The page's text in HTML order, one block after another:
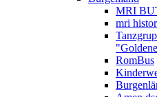
MRI
mri
RomBus